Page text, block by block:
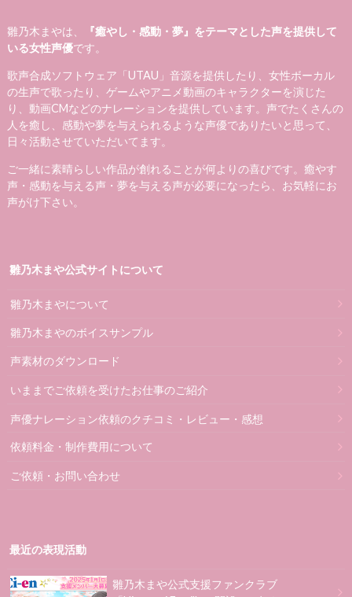
雛乃木まやは、
『癒やし・感動・夢』をテーマとした声を提供して
いる女性声優です。
歌声合成ソフトウェア「UTAU」音源を提供したり、女性ボーカル
の生声で歌ったり、ゲームやアニメ動画のキャラクターを演じた
り、動画CMなどのナレーションを提供しています。声でたくさんの
人を癒し、感動や夢を与えられるような声優でありたいと思って、
日々活動させていただいてます。
ご一緒に素晴らしい作品が創れることが何よりの喜びです。癒やす
声・感動を与える声・夢を与える声が必要になったら、お気軽にお
声がけ下さい。
雛乃木まや公式サイトについて
雛乃木まやについて
雛乃木まやのボイスサンプル
声素材のダウンロード
いままでご依頼を受けたお仕事のご紹介
声優ナレーション依頼のクチコミ・レビュー・感想
依頼料金・制作費用について
ご依頼・お問い合わせ
最近の表現活動
雛乃木まや公式支援ファンクラブ